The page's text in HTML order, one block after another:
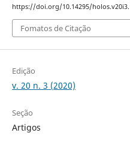
https://doi.org/10.14295/
Fomatos de Citação
Edição
v. 20 n. 3 (2020)
Seção
Artigos